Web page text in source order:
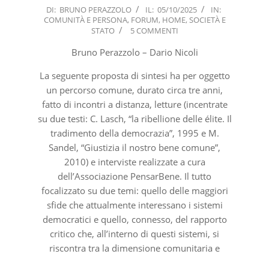
2025-
10-
DI: BRUNO PERAZZOLO IL: 05/10/2025
IN:
COMUNITÀ E PERSONA, FORUM, HOME, SOCIETÀ E
STATO
5 COMMENTI
Bruno Perazzolo – Dario Nicoli
La seguente proposta di sintesi ha per oggetto
un percorso comune, durato circa tre anni,
fatto di incontri a distanza, letture (incentrate
su due testi: C. Lasch, “la ribellione delle élite. Il
tradimento della democrazia”, 1995 e M.
Sandel, “Giustizia il nostro bene comune”,
2010) e interviste realizzate a cura
dell’Associazione PensarBene. Il tutto
focalizzato su due temi: quello delle maggiori
sfide che attualmente interessano i sistemi
democratici e quello, connesso, del rapporto
critico che, all’interno di questi sistemi, si
riscontra tra la dimensione comunitaria e